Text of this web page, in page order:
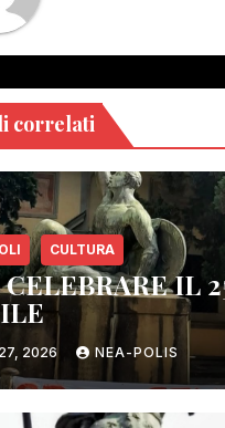
correlati
CULTURA
IL
2026 NEA-POLIS